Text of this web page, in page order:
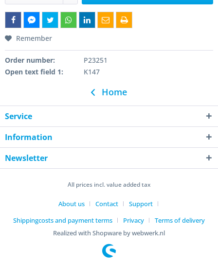
Remember
Order number:
P23251
Open text field 1:
K147
Home
Service
Information
Newsletter
All prices incl. value added tax
About us Contact
Support
Shippingcosts and payment terms
Privacy
Terms of delivery
Realized with Shopware by webwerk.nl